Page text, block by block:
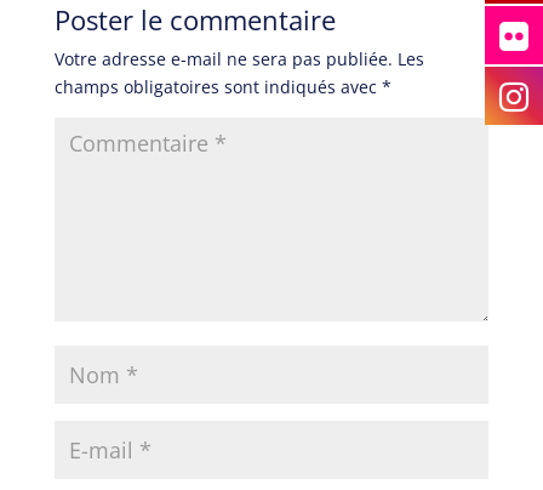
Poster le commentaire
Votre adresse e-mail ne sera pas publiée. Les
champs obligatoires sont indiqués avec *